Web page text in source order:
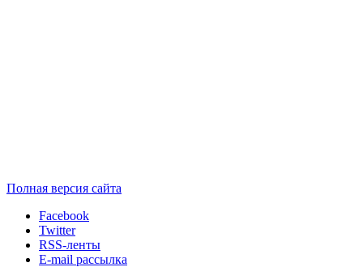
Полная версия сайта
Facebook
Twitter
RSS-ленты
E-mail рассылка